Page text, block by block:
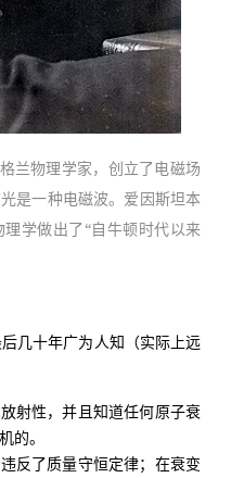
兰物理学家，创立了电磁场
是一种电磁波。爱因斯坦本
学做出了“自牛顿时代以来
几十年广为人知（实际上远
射性，并且知道任何原子衰
的。
反了质量守恒定律；在衰变